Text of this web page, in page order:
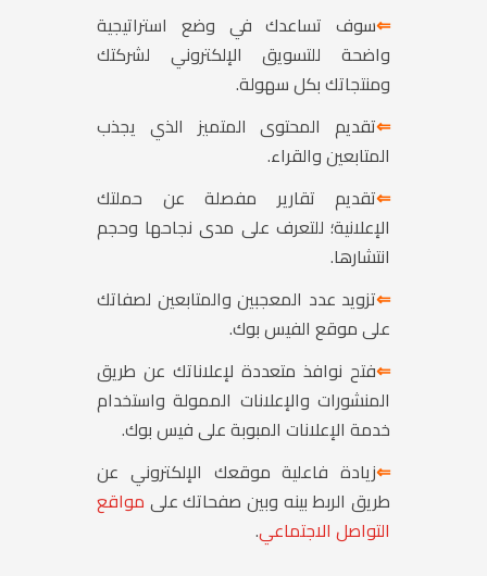
⇐سوف تساعدك في وضع استراتيجية
واضحة للتسويق الإلكتروني لشركتك
ومنتجاتك بكل سهولة.
⇐تقديم المحتوى المتميز الذي يجذب
المتابعين والقراء.
⇐تقديم تقارير مفصلة عن حملتك
الإعلانية؛ للتعرف على مدى نجاحها وحجم
انتشارها.
⇐تزويد عدد المعجبين والمتابعين لصفاتك
على موقع الفيس بوك.
⇐فتح نوافذ متعددة لإعلاناتك عن طريق
المنشورات والإعلانات الممولة واستخدام
خدمة الإعلانات المبوبة على فيس بوك.
⇐زيادة فاعلية موقعك الإلكتروني عن
طريق الربط بينه وبين صفحاتك على مواقع
التواصل الاجتماعي.